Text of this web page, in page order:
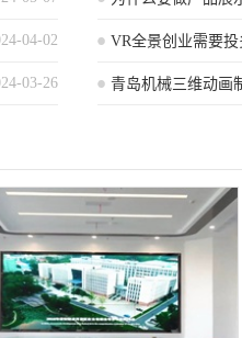
04-02 VR全景创业需要
的
03-26 青岛机械三维动画